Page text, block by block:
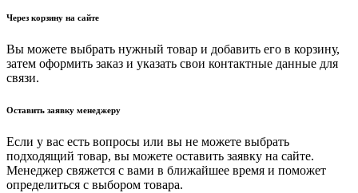
Через корзину на сайте
Вы можете выбрать нужный товар и добавить его в корзину,
затем оформить заказ и указать свои контактные данные для
связи.
Оставить заявку менеджеру
Если у вас есть вопросы или вы не можете выбрать
подходящий товар, вы можете оставить заявку на сайте.
Менеджер свяжется с вами в ближайшее время и поможет
определиться с выбором товара.